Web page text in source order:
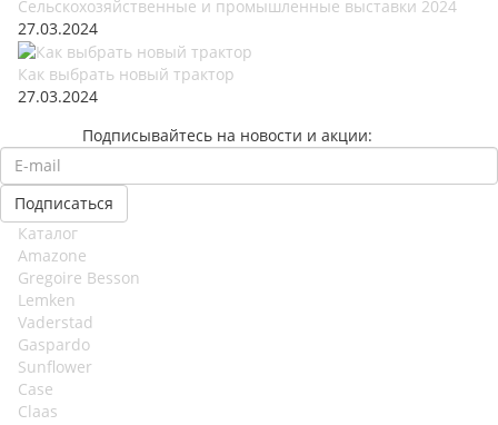
Сельскохозяйственные и промышленные выставки 2024
27.03.2024
Как выбрать новый трактор
27.03.2024
Подписывайтесь на новости и акции:
Каталог
Amazone
Gregoire Besson
Lemken
Vaderstad
Gaspardo
Sunflower
Case
Claas